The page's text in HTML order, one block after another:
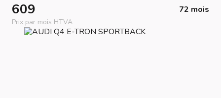
609 72 mois
Prix par mois HTVA